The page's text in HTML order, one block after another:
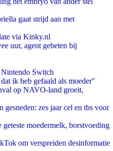
gaat strijd aan met
via Kinky.nl
uur, agent gebeten bij
Nintendo Switch
ik heb gefaald als moeder"
op NAVO-land groeit,
gesneden: zes jaar cel en tbs voor
moedermelk, borstvoeding
om verspreiden desinformatie